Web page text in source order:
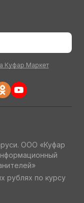
Куфар Маркет
ООО «Куфар
рублях по курсу